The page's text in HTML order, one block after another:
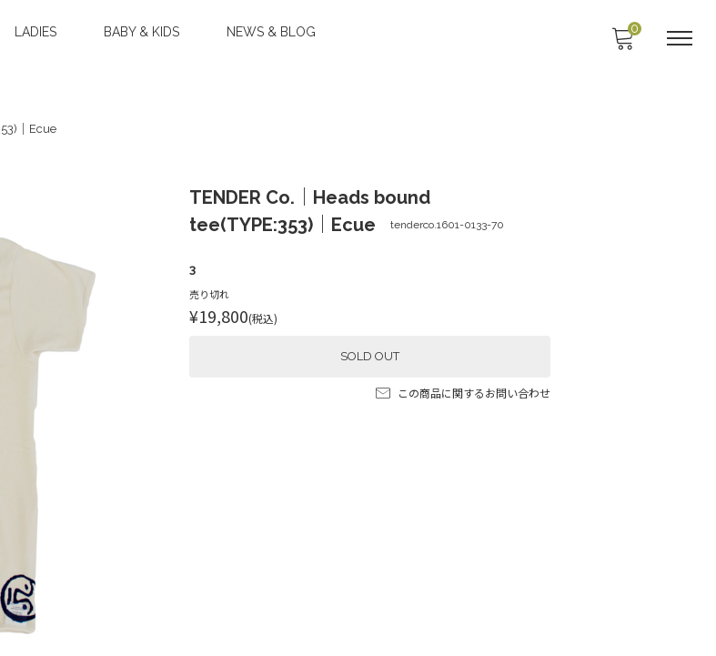
LADIES BABY & KIDS NEWS & BLOG 0
｜Ecue
TENDER Co.｜Heads bound
tee(TYPE:353)｜Ecue
tenderco.1601-0133-70
3
売り切れ
¥19,800(税込)
SOLD OUT
この商品に関するお問い合わせ